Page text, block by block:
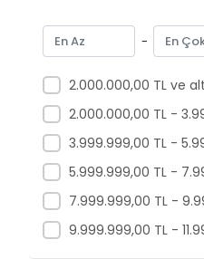
Alpino
-
2.000.000,00 TL ve
2.000.000,00 TL -
3.999.999,00 TL -
5.999.999,00 TL -
7.999.999,00 TL -
9.999.999,00 TL -